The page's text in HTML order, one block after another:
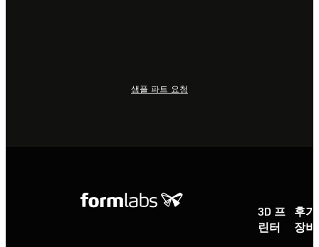
샘플 파트 요청
3D 프
린터
후
장비